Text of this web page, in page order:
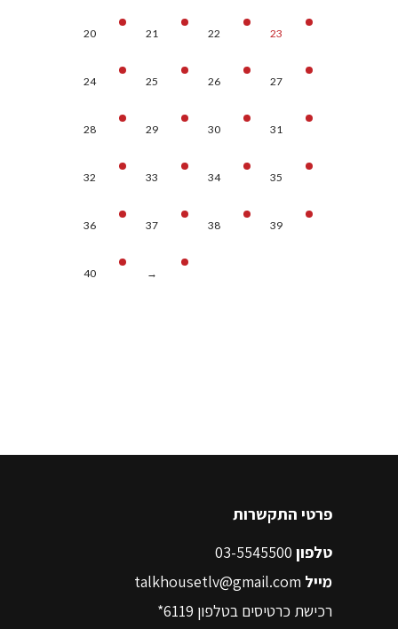
20 21 22 23
24 25 26 27
28 29 30 31
32 33 34 35
36 37 38 39
40 →
פרטי התקשרות
טלפון
מייל talkhousetlv@gmail.com
רכישת כרטיסים בטלפון 6119*